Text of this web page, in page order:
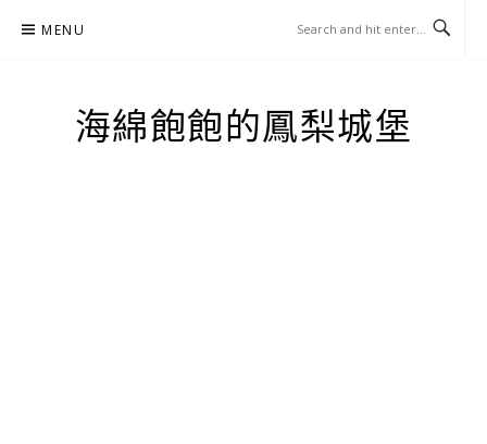
MENU
海綿飽飽的鳳梨城堡